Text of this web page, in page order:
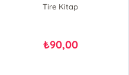
Tire Kitap
₺90,00